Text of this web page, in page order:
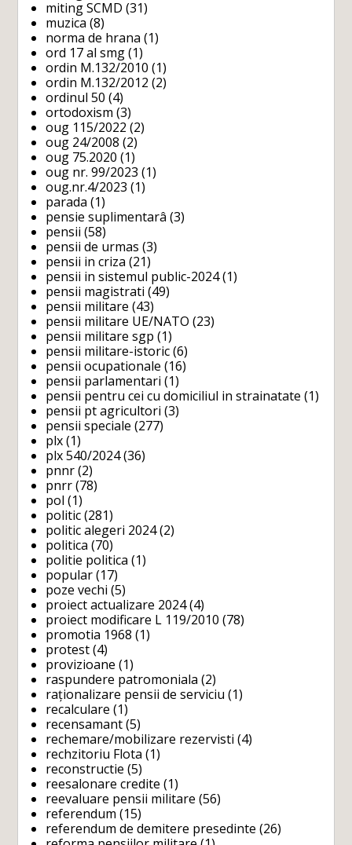
miting SCMD (31)
muzica (8)
norma de hrana (1)
ord 17 al smg (1)
ordin M.132/2010 (1)
ordin M.132/2012 (2)
ordinul 50 (4)
ortodoxism (3)
oug 115/2022 (2)
oug 24/2008 (2)
oug 75.2020 (1)
oug nr. 99/2023 (1)
oug.nr.4/2023 (1)
parada (1)
pensie suplimentarâ (3)
pensii (58)
pensii de urmas (3)
pensii in criza (21)
pensii in sistemul public-2024(1)
pensii magistrati (49)
pensii militare (43)
pensii militare UE/NATO (23)
pensii militare sgp (1)
pensii militare-istoric (6)
pensii ocupationale (16)
pensii parlamentari (1)
pensii pentru cei cu domiciliul in strainatate (1)
pensii pt agricultori (3)
pensii speciale (277)
plx (1)
plx 540/2024(36)
pnnr (2)
pnrr (78)
pol (1)
politic (281)
politic alegeri 2024(2)
politica (70)
politie politica (1)
popular (17)
poze vechi (5)
proiect actualizare 2024(4)
proiect modificare L 119/2010 (78)
promotia 1968 (1)
protest (4)
provizioane (1)
raspundere patromoniala (2)
raționalizare pensii de serviciu (1)
recalculare (1)
recensamant (5)
rechemare/mobilizare rezervisti (4)
rechzitoriu Flota (1)
reconstructie (5)
reesalonare credite (1)
reevaluare pensii militare (56)
referendum (15)
referendum de demitere presedinte (26)